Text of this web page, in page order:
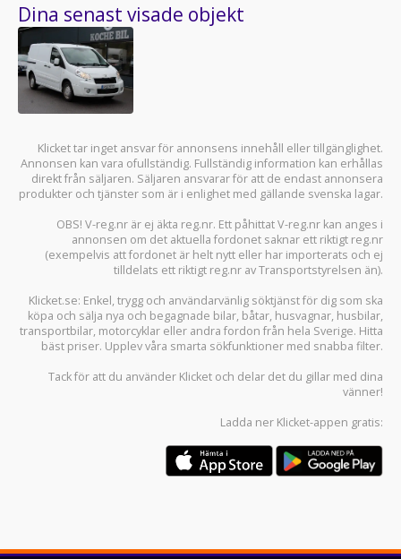
Dina senast visade objekt
Klicket tar inget ansvar för annonsens innehåll eller tillgänglighet.
Annonsen kan vara ofullständig. Fullständig information kan erhållas
direkt från säljaren. Säljaren ansvarar för att de endast annonsera
produkter och tjänster som är i enlighet med gällande svenska lagar.
OBS! V-reg.nr är ej äkta reg.nr. Ett påhittat V-reg.nr kan anges i
annonsen om det aktuella fordonet saknar ett riktigt reg.nr
(exempelvis att fordonet är helt nytt eller har importerats och ej
tilldelats ett riktigt reg.nr av Transportstyrelsen än).
Klicket.se: Enkel, trygg och användarvänlig söktjänst för dig som ska
köpa och sälja nya och begagnade bilar, båtar, husvagnar, husbilar,
transportbilar, motorcyklar eller andra fordon från hela Sverige. Hitta
bäst priser. Upplev våra smarta sökfunktioner med snabba filter.
Tack för att du använder Klicket och delar det du gillar med dina
vänner!
Ladda ner Klicket-appen gratis: